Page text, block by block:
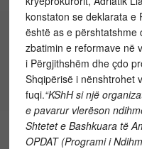
konstaton se deklarata e
është as e përshtatshme
zbatimin e reformave në
i Përgjithshëm dhe çdo
Shqipërisë i nënshtrohet
fuqi.“KShH si një
e pavarur vlerëson
Shtetet e Bashkuara të
OPDAT (Programi i